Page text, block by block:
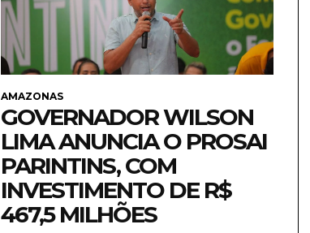
AMAZONAS
GOVERNADOR WILSON
LIMA ANUNCIA O PROSAI
PARINTINS, COM
INVESTIMENTO DE R$
467,5 MILHÕES